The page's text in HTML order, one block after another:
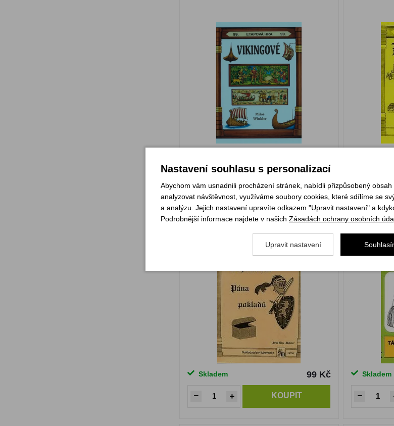
Etapová hra 078. Tajemství Pána
Skladem 99 Kč
KOUPIT
Skladem
Nastavení souhlasu s personalizací
Abychom vám usnadnili procházení stránek, nabídli přizpůsobený
analyzovat návštěvnost, využíváme soubory cookies, které sdílíme se
a analýzu. Jejich nastavení upravíte odkazem "Upravit nastavení" a
Podrobnější informace najdete v našich Zásadách ochrany osobních
Upravit nastavení